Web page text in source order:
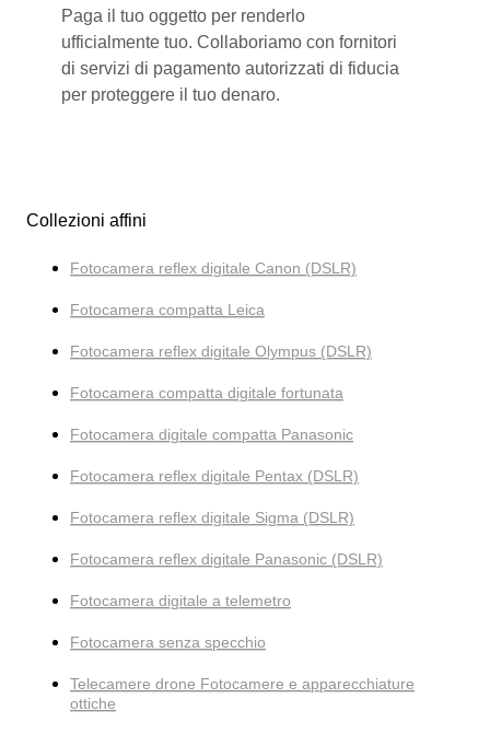
Paga il tuo oggetto per renderlo
ufficialmente tuo. Collaboriamo con fornitori
di servizi di pagamento autorizzati di fiducia
per proteggere il tuo denaro.
Collezioni affini
Fotocamera reflex digitale Canon (DSLR)
Fotocamera compatta Leica
Fotocamera reflex digitale Olympus (DSLR)
Fotocamera compatta digitale fortunata
Fotocamera digitale compatta Panasonic
Fotocamera reflex digitale Pentax (DSLR)
Fotocamera reflex digitale Sigma (DSLR)
Fotocamera reflex digitale Panasonic (DSLR)
Fotocamera digitale a telemetro
Fotocamera senza specchio
Telecamere drone Fotocamere e apparecchiature
ottiche